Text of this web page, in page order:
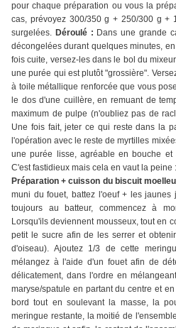
pour chaque préparation ou vous la
cas, prévoyez 300/350 g + 250/300 g
surgelées. Déroulé : Dans une grande
décongelées durant quelques minutes,
fois cuite, versez-les dans le bol du
une purée qui est plutôt "grossière".
à toile métallique renforcée que vous
le dos d'une cuillère, en remuant de
maximum de pulpe (n'oubliez pas de
Une fois fait, jeter ce qui reste dans la
l'opération avec le reste de myrtilles
une purée lisse, agréable en bouche et
C'est fastidieux mais cela en vaut la peine
Préparation + cuisson du biscuit
muni du fouet, battez l'oeuf + les jaunes
toujours au batteur, commencez à
Lorsqu'ils deviennent mousseux, tout en
petit le sucre afin de les serrer et
d'oiseau). Ajoutez 1/3 de cette
mélangez à l'aide d'un fouet afin de
délicatement, dans l'ordre en
maryse/spatule en partant du centre et
bord tout en soulevant la masse, la
meringue restante, la moitié de